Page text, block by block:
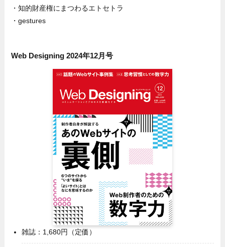
・知的財産権にまつわるエトセトラ
・gestures
Web Designing 2024年12月号
雑誌：1,680円（定価）